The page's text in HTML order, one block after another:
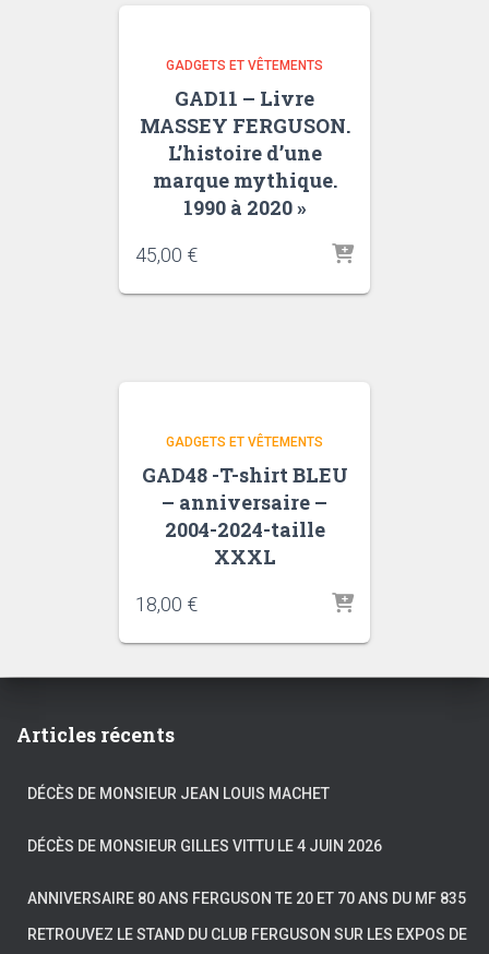
GADGETS ET VÊTEMENTS
GAD11 – Livre
MASSEY FERGUSON.
L’histoire d’une
marque mythique.
1990 à 2020 »
45,00 €
GADGETS ET VÊTEMENTS
GAD48 -T-shirt BLEU
– anniversaire –
2004-2024-taille
XXXL
18,00 €
Articles récents
DÉCÈS DE MONSIEUR JEAN LOUIS MACHET
DÉCÈS DE MONSIEUR GILLES VITTU LE 4 JUIN 2026
ANNIVERSAIRE 80 ANS FERGUSON TE 20 ET 70 ANS DU MF 835
RETROUVEZ LE STAND DU CLUB FERGUSON SUR LES EXPOS DE